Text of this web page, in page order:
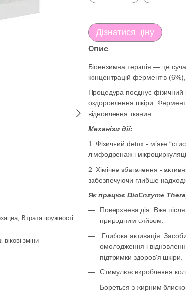
Втрата пружності
зміни
Дізнатися ціну
Опис
Біоензимна терапія — це
концентрацій ферментів
Процедура поєднує фізичний
оздоровлення шкіри.
відновлення тканин.
Механізм дії:
1. Фізичний detox - м’яке
лімфодренаж і
2. Хімічне збагачення -
забезпечуючи глибше
Як працює BioEnzyme
Поверхнева дія. Вже
природним сяйвом.
Глибока активація.
омолодження і
підтримки здоров'я шкіри.
Стимулює вироблення
Бореться з жирним